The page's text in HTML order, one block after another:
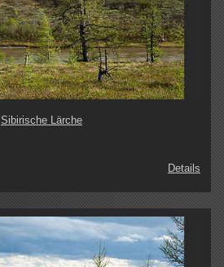
Sibirische Lärche
Details